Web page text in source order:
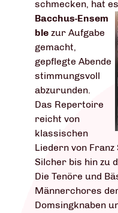
schmecken, hat
Bacchus-Ensem
ble zur Aufgabe
gemacht,
gepflegte Abende
stimmungsvoll
abzurunden.
Das Repertoire
reicht von
klassischen
Liedern von
Silcher bis hin zu
Die Tenöre und
Männerchores
Domsingknaben